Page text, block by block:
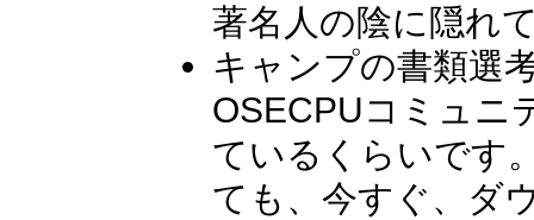
著名人の陰に隠れ
キャンプの書類選
OSECPUコミュニ
ているくらいです
ても、今すぐ、ダ